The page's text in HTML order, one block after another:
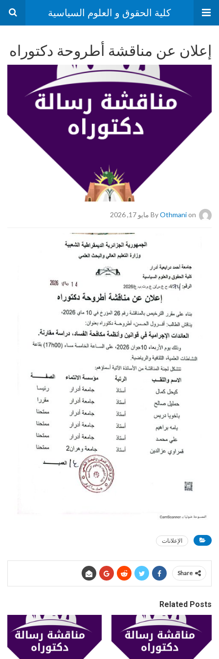
كلية الحقوق و العلوم السياسية
إعلان عن مناقشة أطروحة دكتوراه
ByOthmanion مايو 17, 2026
الإعلانات
Share
Related Posts